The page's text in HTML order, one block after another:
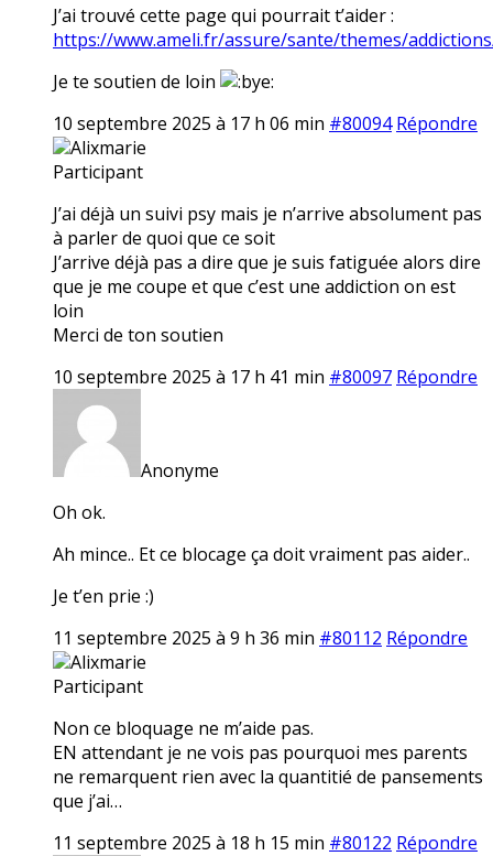
J’ai trouvé cette page qui pourrait t’aider :
https://www.ameli.fr/assure/sante/themes/
Je te soutien de loin
10 septembre 2025 à 17 h 06 min #80094 Répondre
Alixmarie
Participant
J’ai déjà un suivi psy mais je n’arrive absolument pas
à parler de quoi que ce soit
J’arrive déjà pas a dire que je suis fatiguée alors dire
que je me coupe et que c’est une addiction on est
loin
Merci de ton soutien
10 septembre 2025 à 17 h 41 min #80097 Répondre
Anonyme
Oh ok.
Ah mince.. Et ce blocage ça doit vraiment pas aider..
Je t’en prie :)
11 septembre 2025 à 9 h 36 min #80112 Répondre
Alixmarie
Participant
Non ce bloquage ne m’aide pas.
EN attendant je ne vois pas pourquoi mes parents
ne remarquent rien avec la quantitié de pansements
que j’ai…
11 septembre 2025 à 18 h 15 min #80122 Répondre